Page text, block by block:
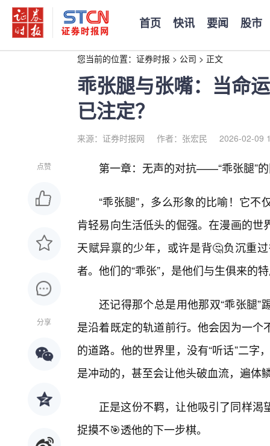
首页 快讯 要闻 股市
您当前的位置： 证券时报 > 公司 > 正文
乖张腿与张嘴：当命
已注定？
来源：证券时报网 作者：张宏民 2026-02-09
点赞
分享
第一章：无声的对抗——“乖张腿”
“乖张腿”，多么形象的比喻！它
肯轻易向生活低头的倔强。在漫画的
天赋异禀的少年，或许是背🤔负沉重
者。他们的“乖张”，是他们与生俱来的
还记得那个总是用他那双“乖张腿
是沿着既定的轨道前行。他会因为一
的道路。他的世界里，没有“听话”二字
是冲动的，甚至会让他头破血流，遍体
正是这份不羁，让他吸引了同样
捉摸不🎯透他的下一步棋。